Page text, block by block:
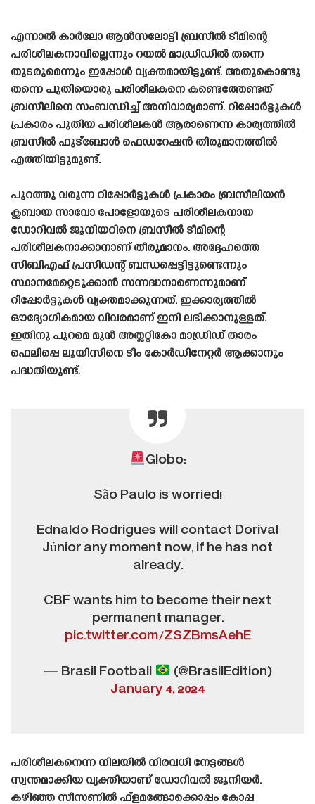
എന്നാൽ കാർലോ ആൻസലോട്ടി ബ്രസീൽ ടീമിന്റെ
പരിശീലകനാവില്ലെന്നും റയൽ മാഡ്രിഡിൽ തന്നെ
തുടരുമെന്നും ഇപ്പോൾ വ്യക്തമായിട്ടുണ്ട്. അതുകൊണ്ടു
തന്നെ പുതിയൊരു പരിശീലകനെ കണ്ടെത്തേണ്ടത്
ബ്രസീലിനെ സംബന്ധിച്ച് അനിവാര്യമാണ്. റിപ്പോർട്ടുകൾ
പ്രകാരം പുതിയ പരിശീലകൻ ആരാണെന്ന കാര്യത്തിൽ
ബ്രസീൽ ഫുട്ബോൾ ഫെഡറേഷൻ തീരുമാനത്തിൽ
എത്തിയിട്ടുമുണ്ട്.
പുറത്തു വരുന്ന റിപ്പോർട്ടുകൾ പ്രകാരം ബ്രസീലിയൻ
ക്ലബായ സാവോ പോളോയുടെ പരിശീലകനായ
ഡോറിവൽ ജൂനിയറിനെ ബ്രസീൽ ടീമിന്റെ
പരിശീലകനാക്കാനാണ് തീരുമാനം. അദ്ദേഹത്തെ
സിബിഎഫ് പ്രസിഡന്റ് ബന്ധപ്പെട്ടിട്ടുണ്ടെന്നും
സ്ഥാനമേറ്റെടുക്കാൻ സന്നദ്ധനാണെന്നുമാണ്
റിപ്പോർട്ടുകൾ വ്യക്തമാക്കുന്നത്. ഇക്കാര്യത്തിൽ
ഔദ്യോഗികമായ വിവരമാണ് ഇനി ലഭിക്കാനുള്ളത്.
ഇതിനു പുറമെ മുൻ അത്ലറ്റികോ മാഡ്രിഡ് താരം
ഫെലിപ്പെ ലൂയിസിനെ ടീം കോർഡിനേറ്റർ ആക്കാനും
പദ്ധതിയുണ്ട്.
Globo:
São Paulo is worried!
Ednaldo Rodrigues will contact Dorival
Júnior any moment now, if he has not
already.
CBF wants him to become their next
permanent manager.
pic.twitter.com/ZSZBmsAehE
— Brasil Football
(@BrasilEdition)
January 4, 2024
പരിശീലകനെന്ന നിലയിൽ നിരവധി നേട്ടങ്ങൾ
സ്വന്തമാക്കിയ വ്യക്തിയാണ് ഡോറിവൽ ജൂനിയർ.
കഴിഞ്ഞ സീസണിൽ ഫ്‌ളമങ്ങോക്കൊപ്പം കോപ്പ